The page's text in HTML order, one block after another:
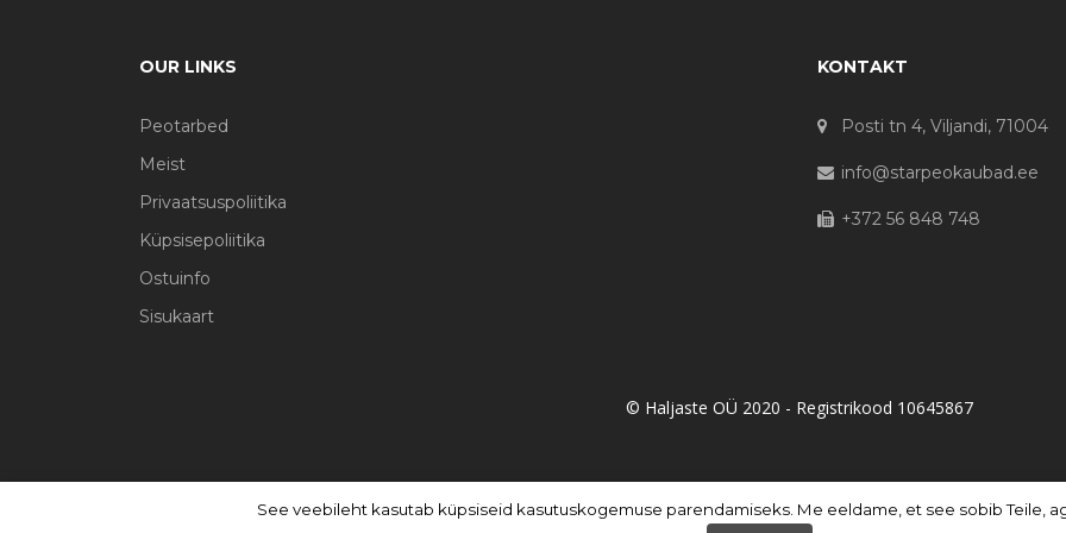
OUR LINKS
Peotarbed
Meist
Privaatsuspoliitika
Küpsisepoliitika
Ostuinfo
Sisukaart
KONTAKT
Posti tn 4, Viljandi, 71004
info@starpeokaubad.ee
+372 56 848 748
© Haljaste OÜ 2020 - Registrikood 10645867
See veebileht kasutab küpsiseid kasutuskogemuse parendamiseks. Me eeldame, et see sobib Teile,